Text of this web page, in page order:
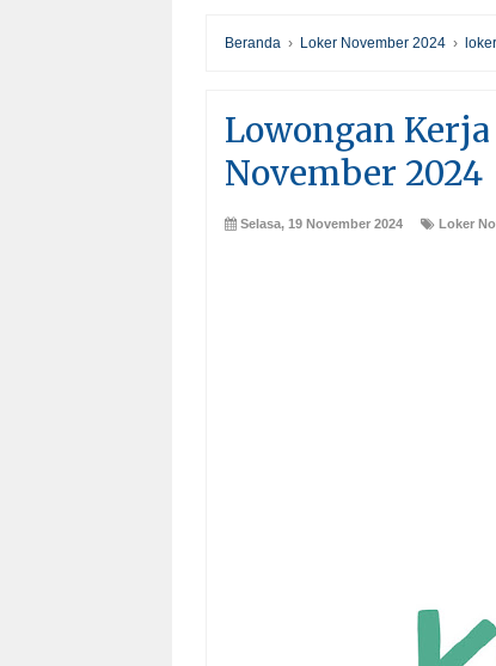
Beranda › Loker November 2024 ›
Lowongan
November 2024
Selasa, 19 November 2024 Loker